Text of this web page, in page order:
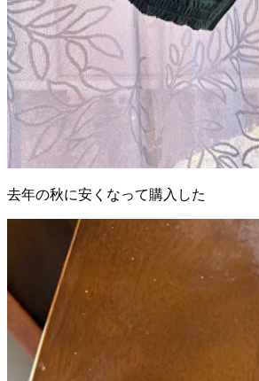
去年の秋に安くなって購入した